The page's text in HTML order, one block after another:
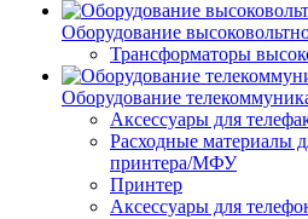
Оборудование
Трансформаторы
Оборудование
Аксессуары для
Расходные материалы
принтера/МФУ
Принтер
Аксессуары для